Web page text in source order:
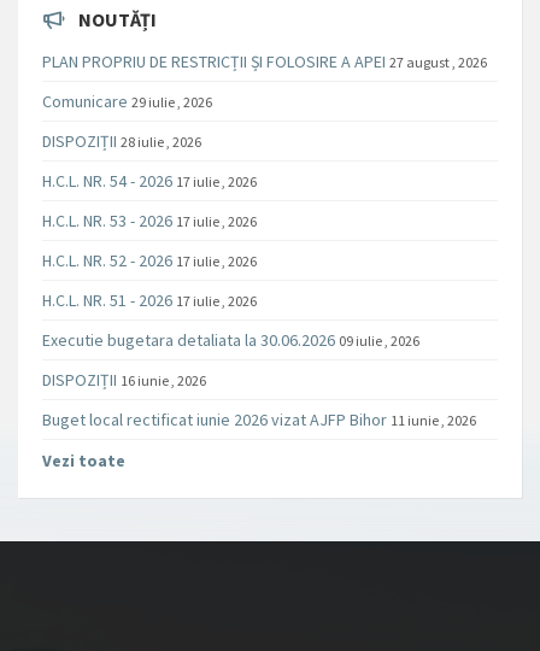
NOUTĂȚI
PLAN PROPRIU DE RESTRICȚII ȘI FOLOSIRE A APEI 27 august , 2026
Comunicare 29 iulie , 2026
DISPOZIȚII 28 iulie , 2026
H.C.L. NR. 54 - 2026 17 iulie , 2026
H.C.L. NR. 53 - 2026 17 iulie , 2026
H.C.L. NR. 52 - 2026 17 iulie , 2026
H.C.L. NR. 51 - 2026 17 iulie , 2026
Executie bugetara detaliata la 30.06.2026 09 iulie , 2026
DISPOZIȚII 16 iunie , 2026
Buget local rectificat iunie 2026 vizat AJFP Bihor 11 iunie , 2026
Vezi toate